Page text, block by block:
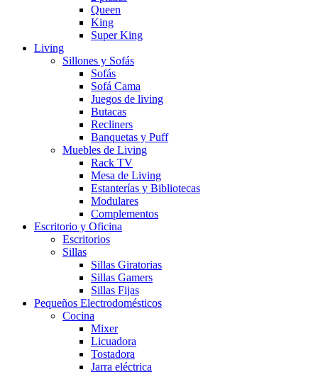
Queen
King
Super King
Living
Sillones y Sofás
Sofás
Sofá Cama
Juegos de living
Butacas
Recliners
Banquetas y Puff
Muebles de Living
Rack TV
Mesa de Living
Estanterías y Bibliotecas
Modulares
Complementos
Escritorio y Oficina
Escritorios
Sillas
Sillas Giratorias
Sillas Gamers
Sillas Fijas
Pequeños Electrodomésticos
Cocina
Mixer
Licuadora
Tostadora
Jarra eléctrica